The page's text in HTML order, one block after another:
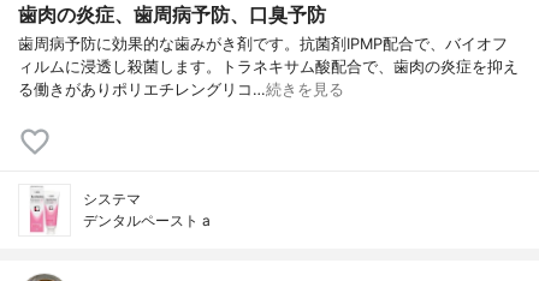
歯肉の炎症、歯周病予防、口臭予防
歯周病予防に効果的な歯みがき剤です。抗菌剤IPMP配合で、バイオフ
ィルムに浸透し殺菌します。トラネキサム酸配合で、歯肉の炎症を抑え
る働きがありポリエチレングリコ…続きを見る
システマ
デンタルペースト a